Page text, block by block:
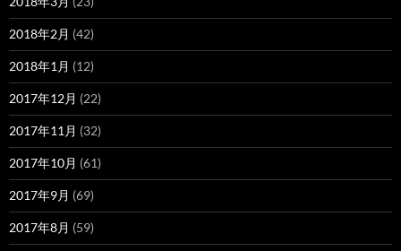
2018年2月 (42)
2018年1月 (12)
2017年12月 (22)
2017年11月 (32)
2017年10月 (61)
2017年9月 (69)
2017年8月 (59)